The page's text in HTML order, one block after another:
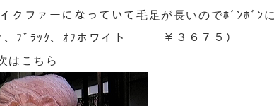
クファーになっていて毛足が長いのでﾎﾞﾝﾎﾞ
、ﾌﾞﾗｯｸ、ｵﾌホワイト ￥３６７５）
はこちら